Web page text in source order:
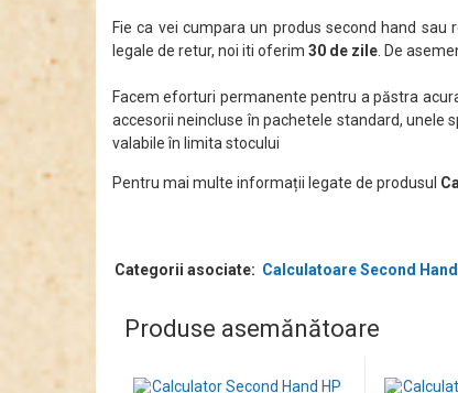
Fie ca vei cumpara un produs second hand sau
legale de retur, noi iti oferim 30 de zile . De
Facem eforturi permanente pentru a păstra
accesorii neincluse în pachetele standard,
valabile în limita stocului
Pentru mai multe informații legate de produsul
Categorii asociate: Calculatoare Second Hand
Produse asemănătoare